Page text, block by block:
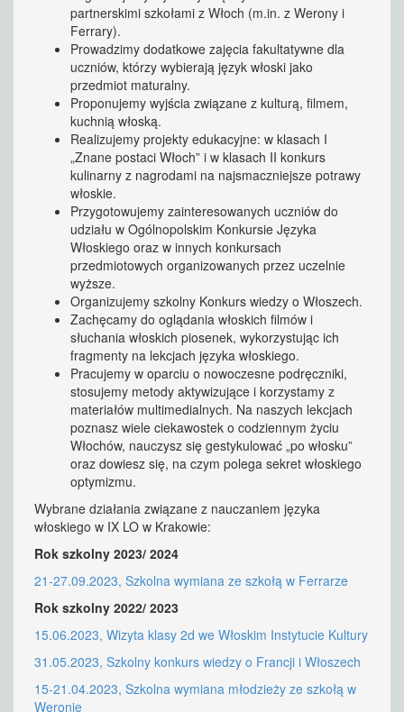
partnerskimi szkołami z Włoch (m.in. z Werony i
Ferrary).
Prowadzimy dodatkowe zajęcia fakultatywne dla
uczniów, którzy wybierają język włoski jako
przedmiot maturalny.
Proponujemy wyjścia związane z kulturą, filmem,
kuchnią włoską.
Realizujemy projekty edukacyjne: w klasach I
„Znane postaci Włoch” i w klasach II konkurs
kulinarny z nagrodami na najsmaczniejsze potrawy
włoskie.
Przygotowujemy zainteresowanych uczniów do
udziału w Ogólnopolskim Konkursie Języka
Włoskiego oraz w innych konkursach
przedmiotowych organizowanych przez uczelnie
wyższe.
Organizujemy szkolny Konkurs wiedzy o Włoszech.
Zachęcamy do oglądania włoskich filmów i
słuchania włoskich piosenek, wykorzystując ich
fragmenty na lekcjach języka włoskiego.
Pracujemy w oparciu o nowoczesne podręczniki,
stosujemy metody aktywizujące i korzystamy z
materiałów multimedialnych. Na naszych lekcjach
poznasz wiele ciekawostek o codziennym życiu
Włochów, nauczysz się gestykulować „po włosku”
oraz dowiesz się, na czym polega sekret włoskiego
optymizmu.
Wybrane działania związane z nauczaniem języka
włoskiego w IX LO w Krakowie:
Rok szkolny 2023/ 2024
21-27.09.2023, Szkolna wymiana ze szkołą w Ferrarze
Rok szkolny 2022/ 2023
15.06.2023, Wizyta klasy 2d we Włoskim Instytucie Kultury
31.05.2023, Szkolny konkurs wiedzy o Francji i Włoszech
15-21.04.2023, Szkolna wymiana młodzieży ze szkołą w
Weronie